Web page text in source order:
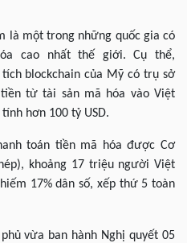
là một trong những quốc gia có
cao nhất thế giới. Cụ thể,
blockchain của Mỹ có trụ sở
từ tài sản mã hóa vào Việt
hơn 100 tỷ USD.
toán tiền mã hóa được Cơ
khoảng 17 triệu người Việt
17% dân số, xếp thứ 5 toàn
vừa ban hành Nghị quyết 05